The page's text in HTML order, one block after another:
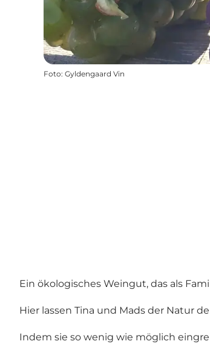
Foto: Gyldengaard Vin
Ein ökologisches Weingut, das als
Hier lassen Tina und Mads der Natur
Indem sie so wenig wie möglich